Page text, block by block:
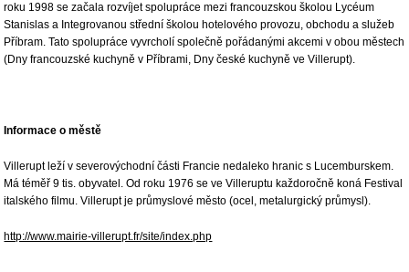
roku 1998 se začala rozvíjet spolupráce mezi francouzskou školou Lycéum
Stanislas a Integrovanou střední školou hotelového provozu, obchodu a služeb
Příbram. Tato spolupráce vyvrcholí společně pořádanými akcemi v obou městech
(Dny francouzské kuchyně v Příbrami, Dny české kuchyně ve Villerupt).
Informace o městě
Villerupt leží v severovýchodní části Francie nedaleko hranic s Lucemburskem.
Má téměř 9 tis. obyvatel. Od roku 1976 se ve Villeruptu každoročně koná Festival
italského filmu. Villerupt je průmyslové město (ocel, metalurgický průmysl).
http://www.mairie-villerupt.fr/site/index.php